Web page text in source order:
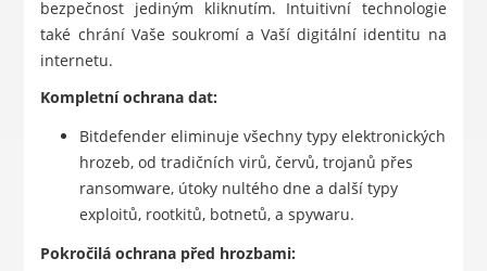
bezpečnost jediným kliknutím. Intuitivní technologie
také chrání Vaše soukromí a Vaší digitální identitu na
internetu.
Kompletní ochrana dat:
Bitdefender eliminuje všechny typy elektronických
hrozeb, od tradičních virů, červů, trojanů přes
ransomware, útoky nultého dne a další typy
exploitů, rootkitů, botnetů, a spywaru.
Pokročilá ochrana před hrozbami: